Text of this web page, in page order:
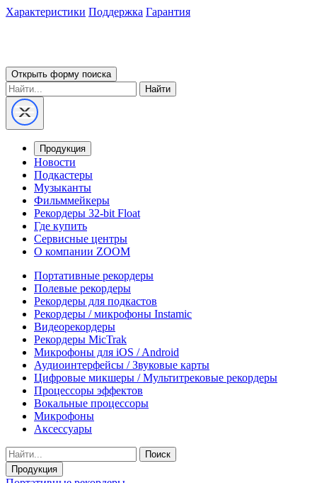
Характеристики Поддержка Гарантия
Открыть форму поиска
Найти
Продукция
Новости
Подкастеры
Музыканты
Фильммейкеры
Рекордеры 32-bit Float
Где купить
Сервисные центры
О компании ZOOM
Портативные рекордеры
Полевые рекордеры
Рекордеры для подкастов
Рекордеры / микрофоны Instamic
Видеорекордеры
Рекордеры MicTrak
Микрофоны для iOS / Android
Аудиоинтерфейсы / Звуковые карты
Цифровые микшеры / Мультитрековые рекордеры
Процессоры эффектов
Вокальные процессоры
Микрофоны
Аксессуары
Поиск
Продукция